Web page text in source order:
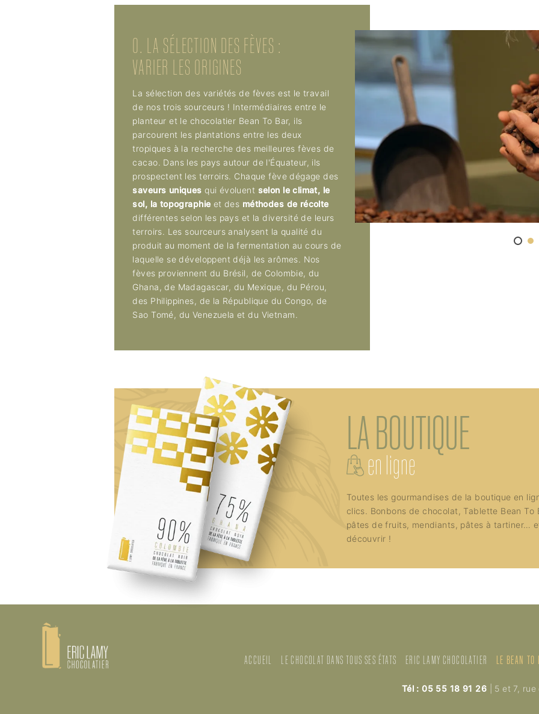
0. LA SÉLECTION DES FÈVES :
VARIER LES ORIGINES
La sélection des variétés de fèves est le travail
de nos trois sourceurs ! Intermédiaires entre le
planteur et le chocolatier Bean To Bar, ils
parcourent les plantations entre les deux
tropiques à la recherche des meilleures fèves de
cacao. Dans les pays autour de l'Équateur, ils
prospectent les terroirs. Chaque fève dégage des
saveurs uniques qui évoluent selon le climat, le
sol, la topographie et des méthodes de récolte
différentes selon les pays et la diversité de leurs
terroirs. Les sourceurs analysent la qualité du
produit au moment de la fermentation au cours de
laquelle se développent déjà les arômes. Nos
fèves proviennent du Brésil, de Colombie, du
Ghana, de Madagascar, du Mexique, du Pérou,
des Philippines, de la République du Congo, de
Sao Tomé, du Venezuela et du Vietnam.
LA BOUTIQUE
en ligne
Toutes les gourmandises de la boutique en
clics. Bonbons de chocolat, Tablette Bean To
pâtes de fruits, mendiants, pâtes à tartiner…
découvrir !
ACCUEIL LE CHOCOLAT DANS TOUS SES ÉTATS ERIC LAMY CHOCOLATIER LE BEAN TO
Tél : 05 55 18 91 26 5 et 7, rue